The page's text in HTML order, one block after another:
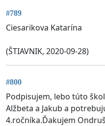
#789
Ciesarikova Katarína
(ŠTIAVNIK, 2020-09-28)
#800
Podpisujem, lebo túto
Alžbeta a Jakub a
4.ročníka.Ďakujem